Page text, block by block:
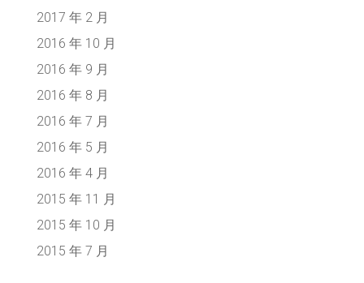
2017 年 2 月
2016 年 10 月
2016 年 9 月
2016 年 8 月
2016 年 7 月
2016 年 5 月
2016 年 4 月
2015 年 11 月
2015 年 10 月
2015 年 7 月